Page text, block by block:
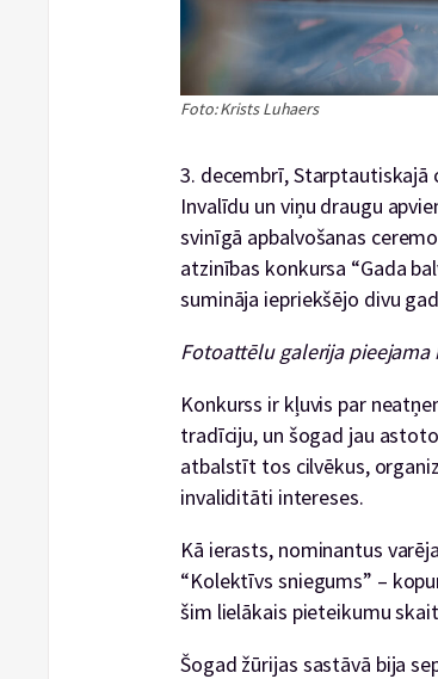
Foto: Krists Luhaers
3. decembrī, Starptautiskajā
Invalīdu un viņu draugu
svinīgā apbalvošanas
atzinības konkursa “Gada
sumināja iepriekšējo divu
Fotoattēlu galerija pieejama
Konkurss ir kļuvis par
tradīciju, un šogad jau
atbalstīt tos cilvēkus,
invaliditāti intereses.
Kā ierasts, nominantus
“Kolektīvs sniegums” –
šim lielākais pieteikumu
Šogad žūrijas sastāvā bija